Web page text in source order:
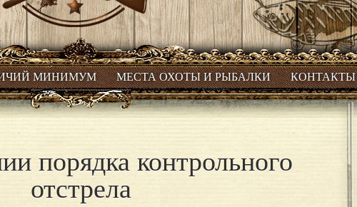
МИНИМУМ МЕСТА ОХОТЫ И РЫБАЛКИ КОНТАКТЫ
порядка контрольного
отстрела